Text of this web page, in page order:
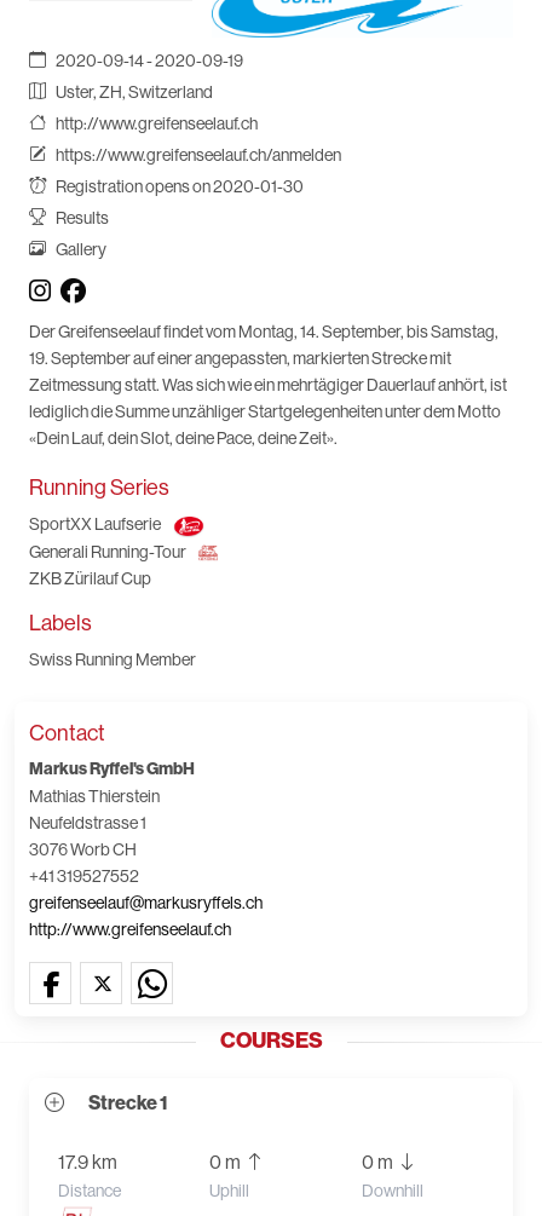
2020-09-14 - 2020-09-19
Uster, ZH, Switzerland
http://www.greifenseelauf.ch
https://www.greifenseelauf.ch/anmelden
Registration opens on 2020-01-30
Results
Gallery
Der Greifenseelauf findet vom Montag, 14. September, bis Samstag,
19. September auf einer angepassten, markierten Strecke mit
Zeitmessung statt. Was sich wie ein mehrtägiger Dauerlauf anhört, ist
lediglich die Summe unzähliger Startgelegenheiten unter dem Motto
«Dein Lauf, dein Slot, deine Pace, deine Zeit».
Running Series
SportXX Laufserie
Generali Running-Tour
ZKB Zürilauf Cup
Labels
Swiss Running Member
Contact
Markus Ryffel's GmbH
Mathias Thierstein
Neufeldstrasse 1
3076 Worb CH
+41 319527552
greifenseelauf@markusryffels.ch
http://www.greifenseelauf.ch
COURSES
Strecke 1
17.9 km
Distance
0 m
Uphill
0 m
Downhill